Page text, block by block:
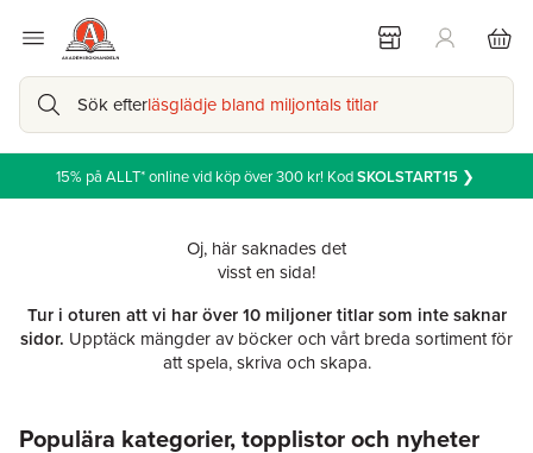
Sök efterläsglädje bland miljontals titlar
15% på ALLT* online vid köp över 300 kr! KodSKOLSTART15❯
Oj, här saknades det
visst en sida!
Tur i oturen att vi har över 10 miljoner titlar som inte saknar
sidor. Upptäck mängder av böcker och vårt breda sortiment för
att spela, skriva och skapa.
Populära kategorier, topplistor och nyheter